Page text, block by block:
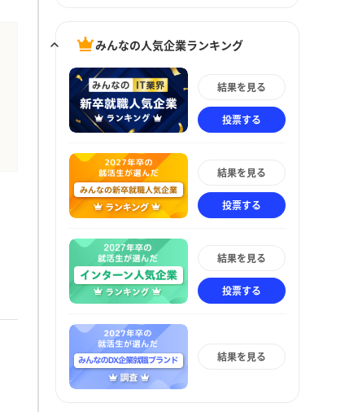
みんなの人気企業ランキング
結果を見る
投票する
結果を見る
投票する
結果を見る
投票する
結果を見る